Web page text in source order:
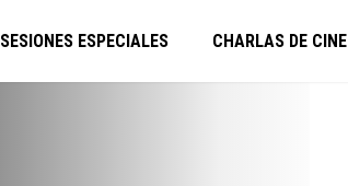
SESIONES ESPECIALES CHARLAS DE CINE